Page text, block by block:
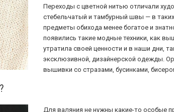
Переходы с цветной нитью отличали
стебельчатый и тамбурный швы — в
предметы обихода менее богатое и
появились такие модные техники, как
утратила своей ценности и в наши дни,
эксклюзивной, дизайнерской одежды.
вышивки со стразами, бусинками,
Для валяния не нужны какие-то особые